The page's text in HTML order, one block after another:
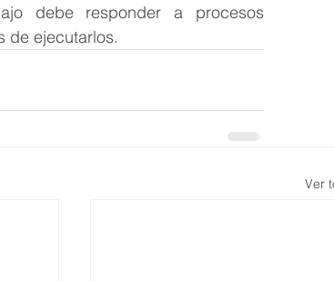
debe responder a procesos
de ejecutarlos.
Ver